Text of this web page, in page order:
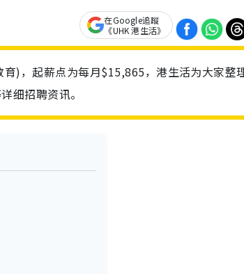
在Google追蹤
《UHK 港生活》
)，起薪点为每月$15,865，港生活为大家整
细招聘资讯。